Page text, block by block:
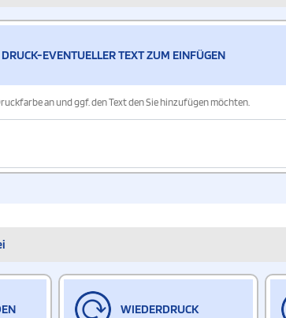
EVENTUELLER TEXT ZUM EINFÜGEN
an und ggf. den Text den Sie hinzufügen möchten.
WIEDERDRUCK